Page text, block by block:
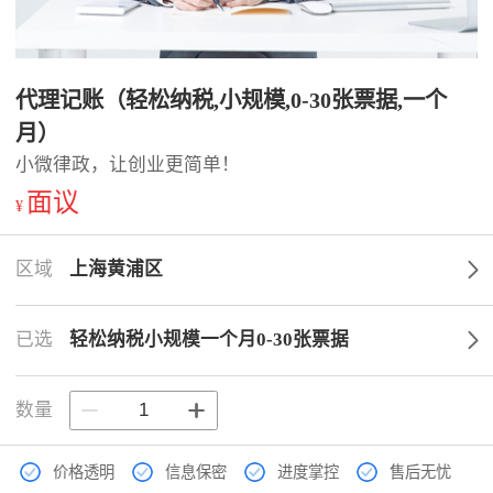
代理记账（轻松纳税,小规模,0-30张票据,一个
月）
小微律政，让创业更简单！
¥ 面议
区域 上海黄浦区
已选 轻松纳税小规模一个月0-30张票据
数量
价格透明 信息保密 进度掌控 售后无忧